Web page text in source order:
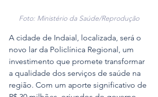
Foto: Ministério da Saúde/Reprodução
A cidade de Indaial, localizada, será o
novo lar da Policlínica Regional, um
investimento que promete transformar
a qualidade dos serviços de saúde na
região. Com um aporte significativo de